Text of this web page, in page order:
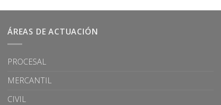
ÁREAS DE ACTUACIÓN
PROCESAL
MERCANTIL
CIVIL